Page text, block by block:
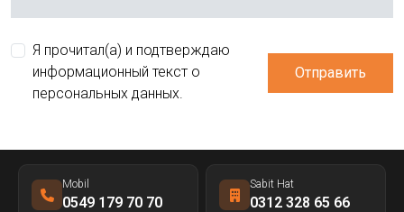
Я прочитал(а) и подтверждаю
информационный текст о
персональных данных.
Отправить
Mobil
0549 179 70 70
Sabit Hat
0312 328 65 66